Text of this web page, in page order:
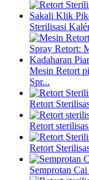
Sterilisasi
Mesin Retort
Spr...
Retort
Retort
Retort
Semprotan